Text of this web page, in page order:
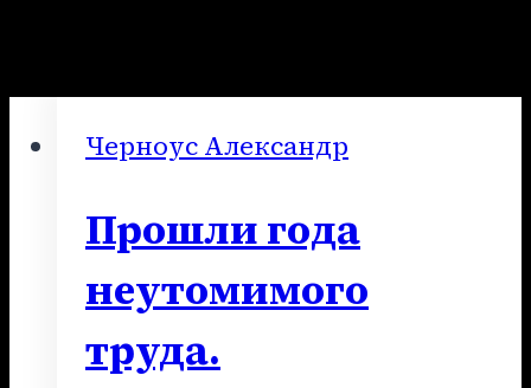
Черноус Александр
Прошли года
неутомимого
труда.